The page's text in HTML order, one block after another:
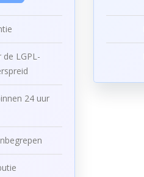
LGPL-
24 uur